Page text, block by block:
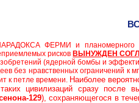
ФЕРМИ и планомерного
рисков ВЫНУЖДЕН
(ядерной бомбы и
без нравственных ограничений
к петле времени. Наиболее
таких цивилизаций сразу
129), сохраняющегося в